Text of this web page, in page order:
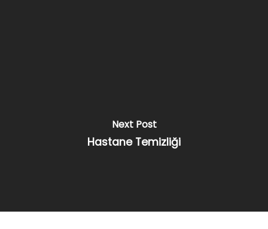
Next Post
Hastane Temizliği